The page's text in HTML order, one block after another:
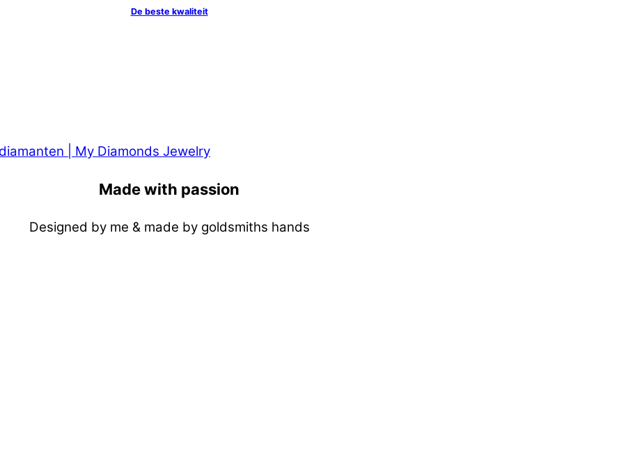
De beste kwaliteit
Made with passion
Designed by me & made by goldsmiths hands